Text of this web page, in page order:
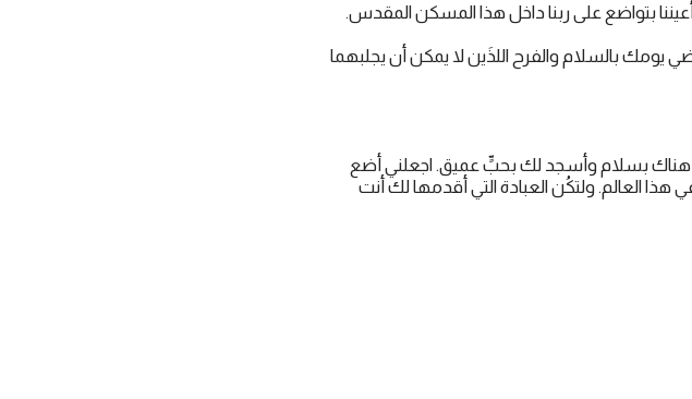
بتواضع على ربنا داخل هذا المسكن المقدس.
بالسلام والفرح اللذَين لا يمكن أن يجلبهما
هناك بسلام وأسجد لك بحبٍّ عميق. اجعلني أضع
هذا العالم. ولتكُن العبادة التي أقدمها لك أنت